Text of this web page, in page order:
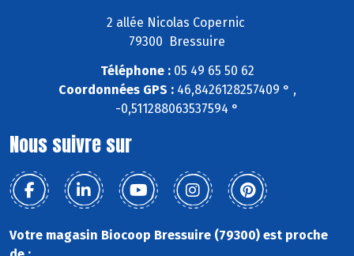
2 allée Nicolas Copernic
79300 Bressuire
Téléphone :05 49 65 50 62
Coordonnées GPS :46,8426128257409 ° ,
-0,511288063537594 °
Nous suivre sur
Votre magasin Biocoop Bressuire (79300) est proche